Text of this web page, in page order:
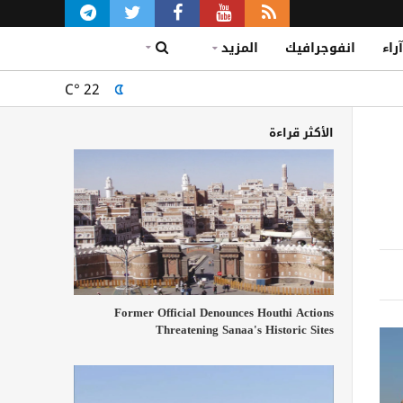
آراء انفوجرافيك المزيد
C° 22
الأكثر قراءة
Former Official Denounces Houthi Actions
Threatening Sanaa's Historic Sites